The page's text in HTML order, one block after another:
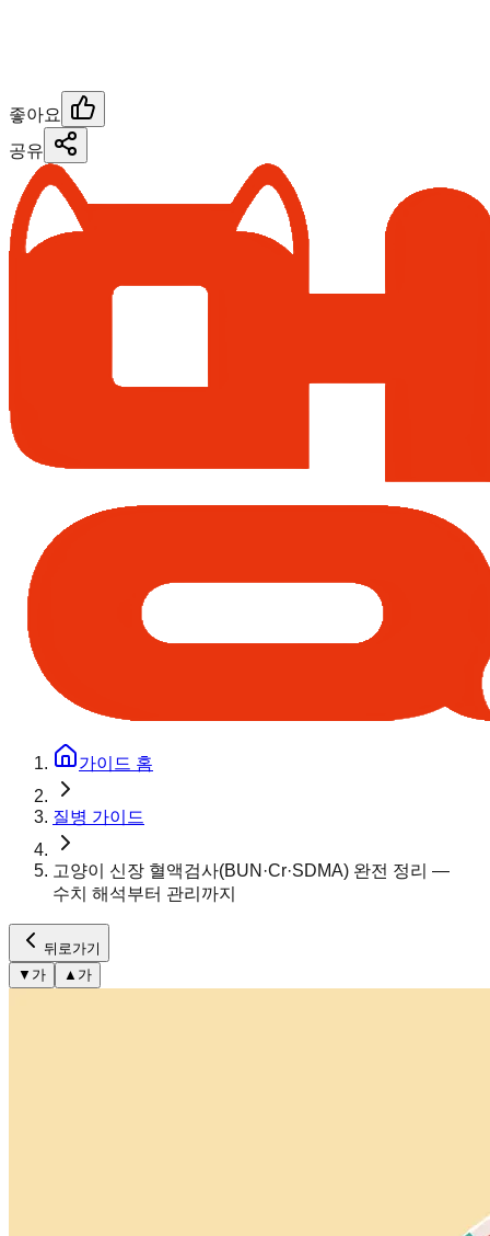
좋아요
공유
가이드 홈
질병 가이드
고양이 신장 혈액검사(BUN·Cr·SDMA) 완전 정리 —
수치 해석부터 관리까지
뒤로가기
▼ 가 ▲ 가